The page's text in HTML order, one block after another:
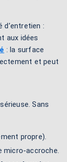
:
aux idées
: la surface
et peut
Sans
propre).
micro-accroche.